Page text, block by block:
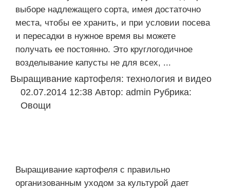
выборе надлежащего сорта, имея достаточно
места, чтобы ее хранить, и при условии посева
и пересадки в нужное время вы можете
получать ее постоянно. Это круглогодичное
возделывание капусты не для всех, ...
Выращивание картофеля: технология и видео
02.07.2014 12:38 Автор: admin Рубрика:
Овощи
Выращивание картофеля с правильно
организованным уходом за культурой дает